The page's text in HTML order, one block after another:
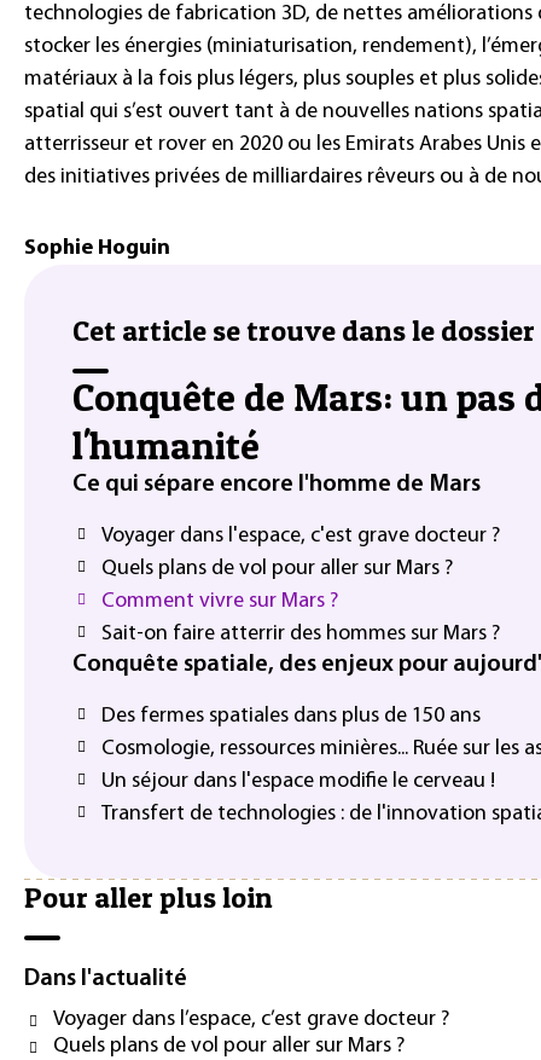
technologies de fabrication 3D, de nettes améliorations
stocker les énergies (miniaturisation, rendement),
matériaux à la fois plus légers, plus souples et plus
spatial qui s’est ouvert tant à de nouvelles nations
atterrisseur et rover en 2020 ou les Emirats Arabes Unis
des initiatives privées de milliardaires rêveurs ou à de
Sophie Hoguin
Cet article se trouve dans le dossier
Conquête de Mars: un pas
l'humanité
Ce qui sépare encore l'homme de Mars
Voyager dans l'espace, c'est grave docteur ?
Quels plans de vol pour aller sur Mars ?
Comment vivre sur Mars ?
Sait-on faire atterrir des hommes sur Mars ?
Conquête spatiale, des enjeux pour
Des fermes spatiales dans plus de 150 ans
Cosmologie, ressources minières... Ruée sur les
Un séjour dans l'espace modifie le cerveau !
Transfert de technologies : de l'innovation
Pour aller plus loin
Dans l'actualité
Voyager dans l’espace, c’est grave docteur ?
Quels plans de vol pour aller sur Mars ?